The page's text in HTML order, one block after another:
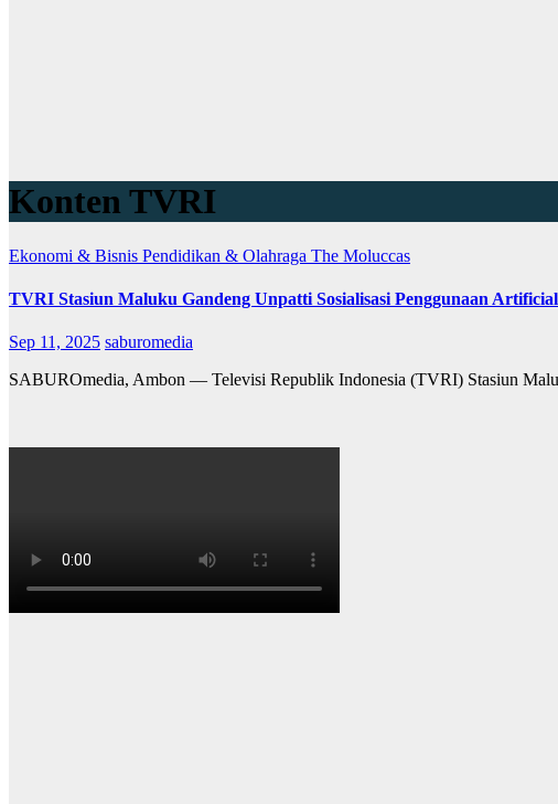
Konten TVRI
Ekonomi & Bisnis Pendidikan & Olahraga The Moluccas
TVRI Stasiun Maluku Gandeng Unpatti Sosialisasi Penggunaan
Sep 11, 2025 saburomedia
SABUROmedia, Ambon — Televisi Republik Indonesia (TVRI) Stasiun